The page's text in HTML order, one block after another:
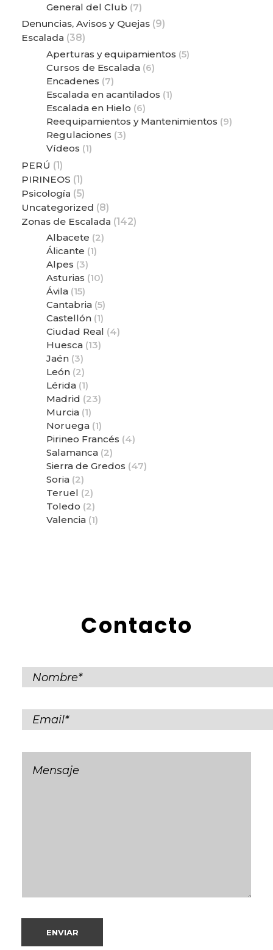
General del Club (7)
Denuncias, Avisos y Quejas (9)
Escalada (38)
Aperturas y equipamientos (5)
Cursos de Escalada(6)
Encadenes (7)
Escalada en acantilados (1)
Escalada en Hielo (6)
Reequipamientos y Mantenimientos (9)
Regulaciones (3)
Vídeos (1)
PERÚ (1)
PIRINEOS (1)
Psicología (5)
Uncategorized (8)
Zonas de Escalada (142)
Albacete (2)
Álicante (1)
Alpes (3)
Asturias (10)
Ávila(15)
Cantabria(5)
Castellón(1)
Ciudad Real (4)
Huesca(13)
Jaén(3)
León(2)
Lérida(1)
Madrid (23)
Murcia(1)
Noruega(1)
Pirineo Francés (4)
Salamanca(2)
Sierra de Gredos (47)
Soria(2)
Teruel (2)
Toledo (2)
Valencia(1)
Contacto